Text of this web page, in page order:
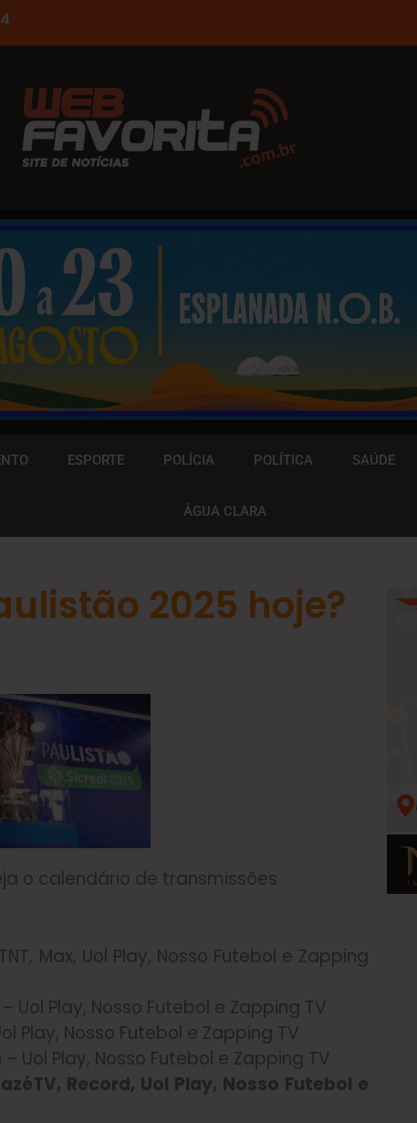
ESPORTE POLÍCIA POLÍTICA SAÚDE
ÁGUA CLARA
2025 hoje?
o calendário de transmissões
Max, Uol Play, Nosso Futebol e Zapping
Uol Play, Nosso Futebol e Zapping TV
Play, Nosso Futebol e Zapping TV
Uol Play, Nosso Futebol e Zapping TV
Record, Uol Play, Nosso Futebol e